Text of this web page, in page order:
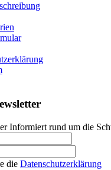
Informiert rund um die
die Datenschutzerklärung